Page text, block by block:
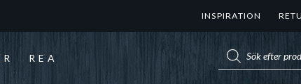
INSPIRATION
REA